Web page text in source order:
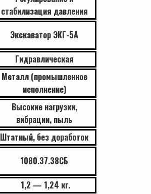
стабилизация давления
Экскаватор ЭКГ-5А
Гидравлическая
Металл (промышленное
исполнение)
Высокие нагрузки,
вибрации, пыль
Штатный, без доработок
1080.37.38СБ
1,2 — 1,24 кг.